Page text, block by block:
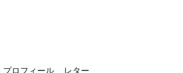
プロフィール レター